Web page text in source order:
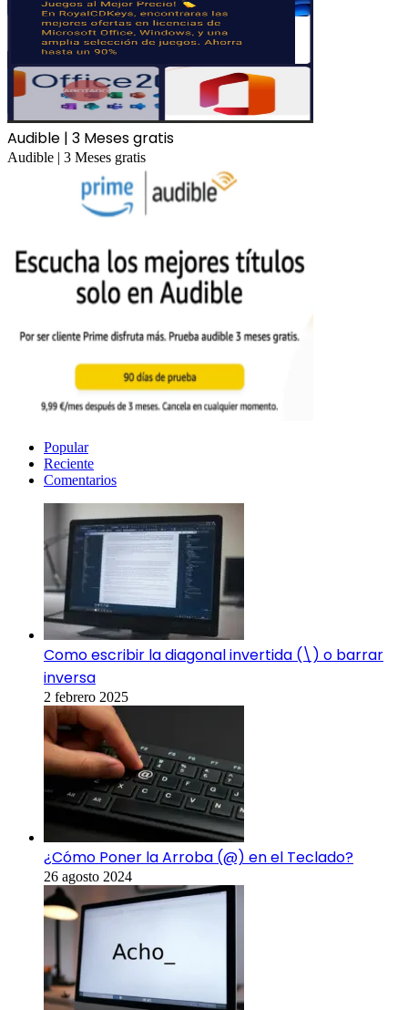
Audible | 3 Meses gratis
Audible | 3 Meses gratis
Popular
Reciente
Comentarios
Como escribir la diagonal invertida (\) o barrar
inversa
2 febrero 2025
¿Cómo Poner la Arroba (@) en el Teclado?
26 agosto 2024